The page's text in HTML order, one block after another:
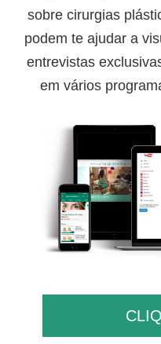
sobre cirurgias
podem te ajudar a
entrevistas
em vários